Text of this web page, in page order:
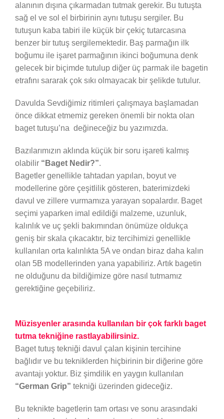
alanının dışına çıkarmadan tutmak gerekir. Bu tutuşta
sağ el ve sol el birbirinin aynı tutuşu sergiler. Bu
tutuşun kaba tabiri ile küçük bir çekiç tutarcasına
benzer bir tutuş sergilemektedir. Baş parmağın ilk
boğumu ile işaret parmağının ikinci boğumuna denk
gelecek bir biçimde tutulup diğer üç parmak ile bagetin
etrafını sararak çok sıkı olmayacak bir şelikde tutulur.
Davulda Sevdiğimiz ritimleri çalışmaya başlamadan
önce dikkat etmemiz gereken önemli bir nokta olan
baget tutuşu’na değineceğiz bu yazımızda.
Bazılarımızın aklında küçük bir soru işareti kalmış
olabilir “Baget Nedir?”.
Bagetler genellikle tahtadan yapılan, boyut ve
modellerine göre çeşitlilik gösteren, baterimizdeki
davul ve zillere vurmamıza yarayan sopalardır. Baget
seçimi yaparken imal edildiği malzeme, uzunluk,
kalınlık ve uç şekli bakımından önümüze oldukça
geniş bir skala çıkacaktır, biz tercihimizi genellikle
kullanılan orta kalınlıkta 5A ve ondan biraz daha kalın
olan 5B modellerinden yana yapabiliriz. Artık bagetin
ne olduğunu da bildiğimize göre nasıl tutmamız
gerektiğine geçebiliriz.
Müzisyenler arasında kullanılan bir çok farklı baget
tutma tekniğine rastlayabilirsiniz.
Baget tutuş tekniği davul çalan kişinin tercihine
bağlıdır ve bu tekniklerden hiçbirinin bir diğerine göre
avantajı yoktur. Biz şimdilik en yaygın kullanılan
“German Grip” tekniği üzerinden gideceğiz.
Bu teknikte bagetlerin tam ortası ve sonu arasındaki